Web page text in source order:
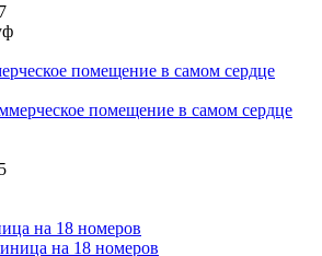
помещение в самом сердце
на 18 номеров